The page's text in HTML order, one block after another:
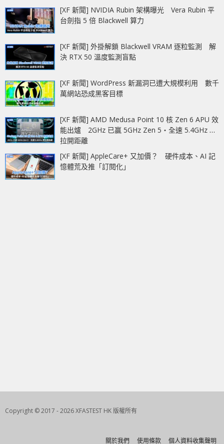
[XF 新聞] NVIDIA Rubin 架構曝光 Vera Rubin 平
台劍指 5 倍 Blackwell 算力
[XF 新聞] 外掛解鎖 Blackwell VRAM 逐粒監測 解
決 RTX 50 溫度監測盲點
[XF 新聞] WordPress 新漏洞已遭大規模利用 數千
萬網站恐成黑客目標
[XF 新聞] AMD Medusa Point 10 核 Zen 6 APU 效
能出爐 2GHz 已贏 5GHz Zen 5‧全速 5.4GHz 更
拉開距離
[XF 新聞] AppleCare+ 又加價？ 硬件成本、AI 記
憶體荒及推「訂閱化」
Copyright © 2017 - 2026 XFASTEST HK 版權所有
關於我們 使用條款 個人資料收集聲明